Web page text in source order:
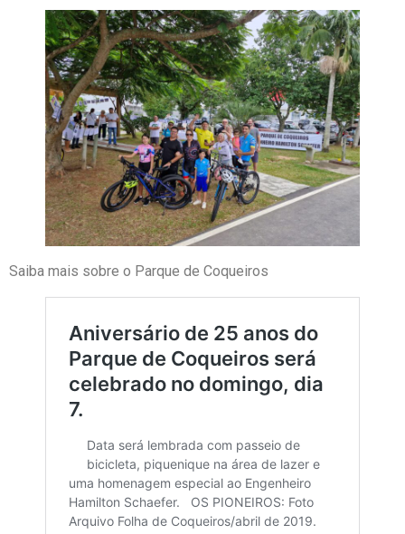
Saiba mais sobre o Parque de Coqueiros